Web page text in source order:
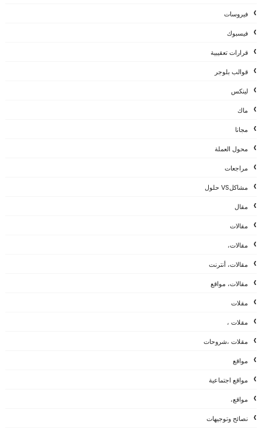
فيروسات
فيسبوك
قرارات تعقيبية
قوالب بلوجر
لينكس
ماك
مجانا
محول العملة
مراجعات
مشاكلVS حلول
مقال
مقالات
مقالات،
مقالات، أنترنت
مقالات، مواقع
مقلات
مقلات ،
مقلات ،شروحات
مواقع
مواقع اجتماعية
مواقع،
نصائح وتوجيهات